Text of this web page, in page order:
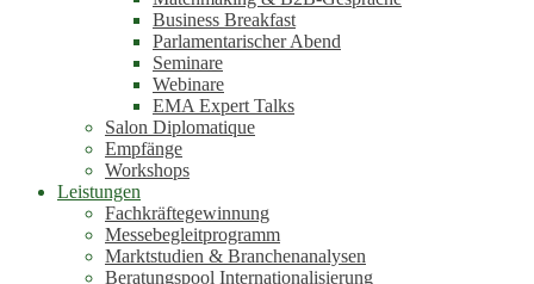
Business Breakfast
Parlamentarischer Abend
Seminare
Webinare
EMA Expert Talks
Salon Diplomatique
Empfänge
Workshops
Leistungen
Fachkräftegewinnung
Messebegleitprogramm
Marktstudien & Branchenanalysen
Beratungspool Internationalisierung